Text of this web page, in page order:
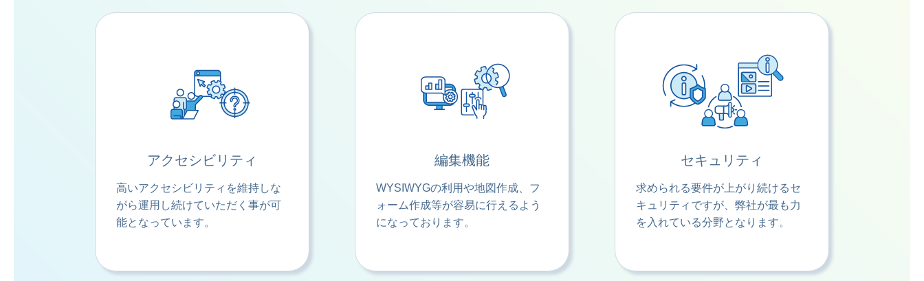
アクセシビリティ
高いアクセシビリティを維持しな
がら運用し続けていただく事が可
能となっています。
編集機能
WYSIWYGの利用や地図作成、フ
ォーム作成等が容易に行えるよう
になっております。
セキュリティ
求められる要件が上がり続けるセ
キュリティですが、弊社が最も力
を入れている分野となります。